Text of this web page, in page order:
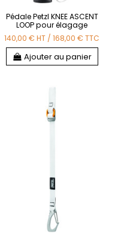
Pédale Petzl KNEE ASCENT
LOOP pour élagage
140,00 €HT /168,00 €TTC
Ajouter au panier